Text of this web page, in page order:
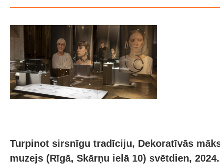
Turpinot sirsnīgu tradīciju, Dekoratīvās
muzejs (Rīgā, Skārņu ielā 10) svētdien,